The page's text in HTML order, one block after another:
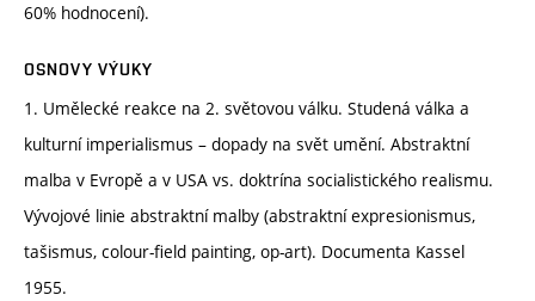
60% hodnocení).
OSNOVY VÝUKY
1. Umělecké reakce na 2. světovou válku. Studená válka a
kulturní imperialismus – dopady na svět umění. Abstraktní
malba v Evropě a v USA vs. doktrína socialistického realismu.
Vývojové linie abstraktní malby (abstraktní expresionismus,
tašismus, colour-field painting, op-art). Documenta Kassel
1955.